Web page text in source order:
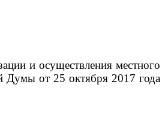
и осуществления местного
Думы от 25 октября 2017 года